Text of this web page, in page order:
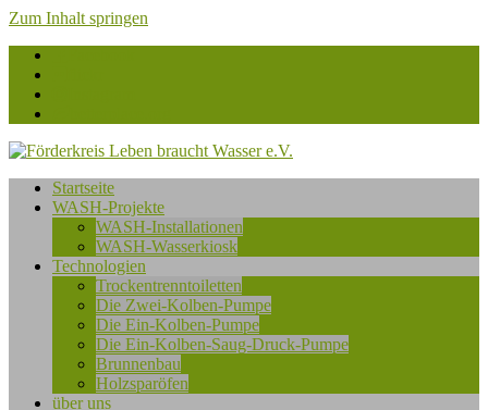
Zum Inhalt springen
Förderkreis
Leben
e.V.
Startseite
WASH-Projekte
WASH-Installationen
WASH-Wasserkiosk
Technologien
Trockentrenntoiletten
Die Zwei-Kolben-Pumpe
Die Ein-Kolben-Pumpe
Die Ein-Kolben-Saug-Druck-Pumpe
Brunnenbau
Holzsparöfen
über uns